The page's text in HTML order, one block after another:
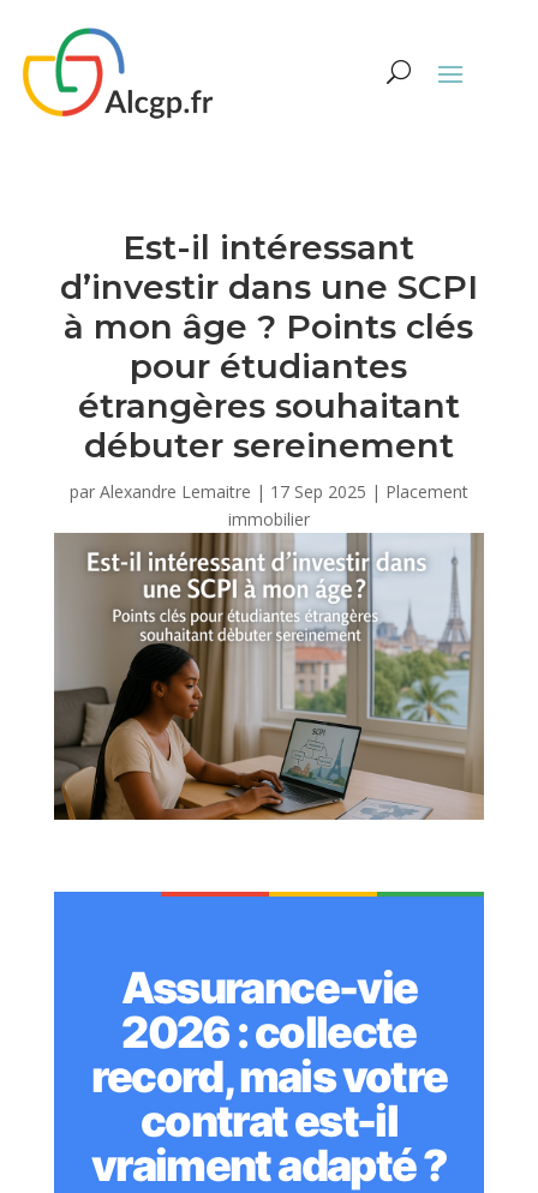
Est-il intéressant
d’investir dans une SCPI
à mon âge ? Points clés
pour étudiantes
étrangères souhaitant
débuter sereinement
par Alexandre Lemaitre | 17 Sep 2025 | Placement
immobilier
Assurance-vie
2026 : collecte
record, mais votre
contrat est-il
vraiment adapté ?